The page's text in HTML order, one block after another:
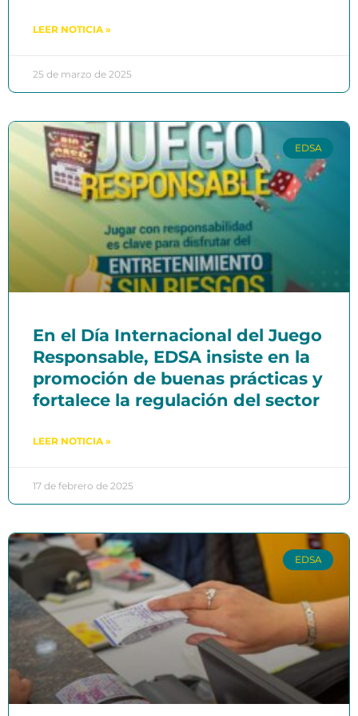
LEER NOTICIA »
25 de marzo de 2025
EDSA
En el Día Internacional del Juego
Responsable, EDSA insiste en la
promoción de buenas prácticas y
fortalece la regulación del sector
LEER NOTICIA »
17 de febrero de 2025
EDSA